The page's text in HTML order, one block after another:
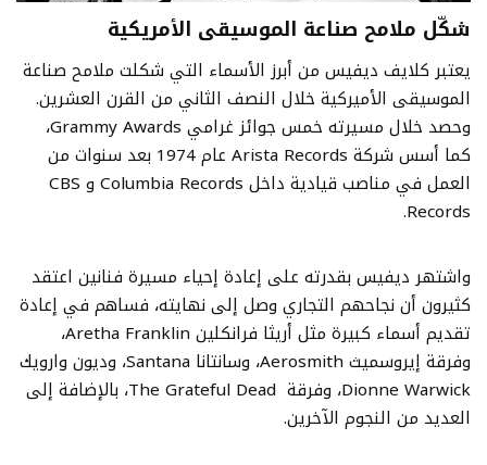
شكّل ملامح صناعة الموسيقى الأمريكية
يعتبر كلايف ديفيس من أبرز الأسماء التي شكلت ملامح صناعة
الموسيقى الأميركية خلال النصف الثاني من القرن العشرين.
وحصد خلال مسيرته خمس جوائز غرامي Grammy Awards،
كما أسس شركة Arista Records عام 1974 بعد سنوات من
العمل في مناصب قيادية داخل Columbia Records و CBS
Records.
واشتهر ديفيس بقدرته على إعادة إحياء مسيرة فنانين اعتقد
كثيرون أن نجاحهم التجاري وصل إلى نهايته، فساهم في إعادة
تقديم أسماء كبيرة مثل أريثا فرانكلين Aretha Franklin،
وفرقة إيروسميث Aerosmith، وسانتانا Santana، وديون وارويك
Dionne Warwick، وفرقة The Grateful Dead، بالإضافة إلى
العديد من النجوم الآخرين.